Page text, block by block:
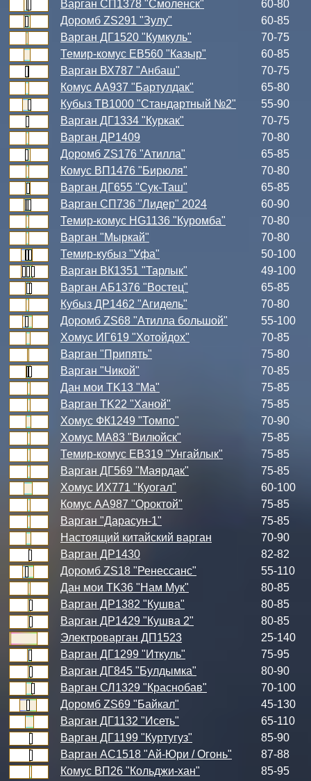
Варган СП1378 "Смоленск"
60-80
Доромб ZS291 "Зулу"
60-85
Варган ДГ1520 "Кумкуль"
70-75
Темир-комус ЕВ560 "Казыр"
60-85
Варган ВХ787 "Анбаш"
70-75
Комус АА937 "Бартулдак"
65-80
Кубыз ТВ1000 "Стандартный №2"
55-90
Варган ДГ1334 "Куркак"
70-75
Варган ДР1409
70-80
Доромб ZS176 "Атилла"
65-85
Комус ВП1476 "Бирюля"
70-80
Варган ДГ655 "Сук-Таш"
65-85
Варган СП736 "Лидер" 2024
60-90
Темир-комус HG1136 "Куромба"
70-80
Варган "Мыркай"
70-80
Темир-кубыз "Уфа"
50-100
Варган ВК1351 "Тарлык"
49-100
Варган АБ1376 "Востец"
65-85
Кубыз ДР1462 "Агидель"
70-80
Доромб ZS68 "Атилла большой"
55-100
Хомус ИГ619 "Хотойдох"
70-85
Варган "Припять"
75-80
Варган "Чикой"
70-85
Дан мои TK13 "Ма"
75-85
Варган TK22 "Ханой"
75-85
Хомус ФК1249 "Томпо"
70-90
Хомус МА83 "Вилюйск"
75-85
Темир-комус ЕВ319 "Унгайлык"
75-85
Варган ДГ569 "Маярдак"
75-85
Хомус ИХ771 "Куогал"
60-100
Комус АА987 "Ороктой"
75-85
Варган "Дарасун-1"
75-85
Настоящий китайский варган
70-90
Варган ДР1430
82-82
Доромб ZS18 "Ренессанс"
55-110
Дан мои TK36 "Нам Мук"
80-85
Варган ДР1382 "Кушва"
80-85
Варган ДР1429 "Кушва 2"
80-85
Электроварган ДП1523
25-140
Варган ДГ1299 "Иткуль"
75-95
Варган ДГ845 "Булдымка"
80-90
Варган СЛ1329 "Краснобав"
70-100
Доромб ZS69 "Байкал"
45-130
Варган ДГ1132 "Исеть"
65-110
Варган ДГ1199 "Куртугуз"
85-90
Варган АС1518 "Ай-Юри / Огонь"
87-88
Комус ВП26 "Кольджи-хан"
85-95